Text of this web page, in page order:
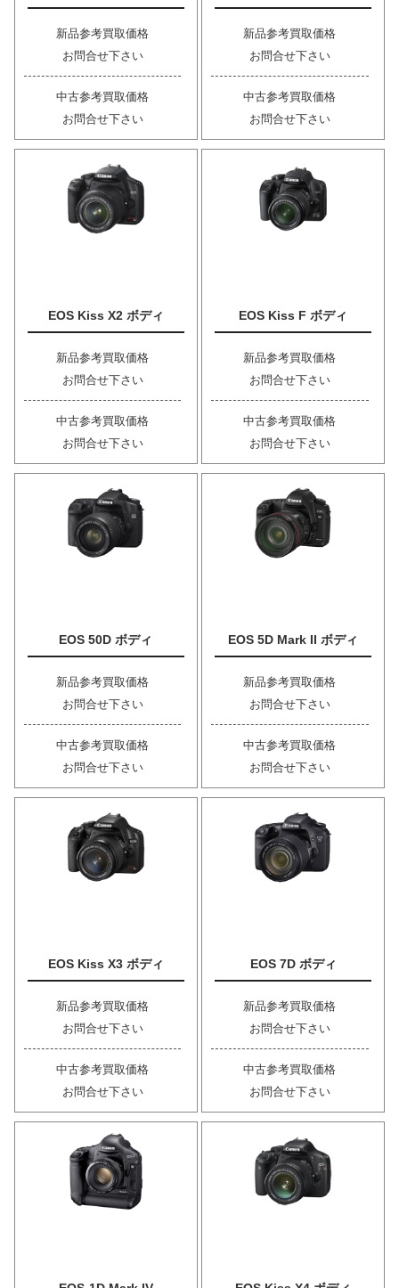
新品参考買取価格
お問合せ下さい
中古参考買取価格
お問合せ下さい
新品参考買取価格
お問合せ下さい
中古参考買取価格
お問合せ下さい
EOS Kiss X2 ボディ
新品参考買取価格
お問合せ下さい
中古参考買取価格
お問合せ下さい
EOS Kiss F ボディ
新品参考買取価格
お問合せ下さい
中古参考買取価格
お問合せ下さい
EOS 50D ボディ
新品参考買取価格
お問合せ下さい
中古参考買取価格
お問合せ下さい
EOS 5D Mark II ボディ
新品参考買取価格
お問合せ下さい
中古参考買取価格
お問合せ下さい
EOS Kiss X3 ボディ
新品参考買取価格
お問合せ下さい
中古参考買取価格
お問合せ下さい
EOS 7D ボディ
新品参考買取価格
お問合せ下さい
中古参考買取価格
お問合せ下さい